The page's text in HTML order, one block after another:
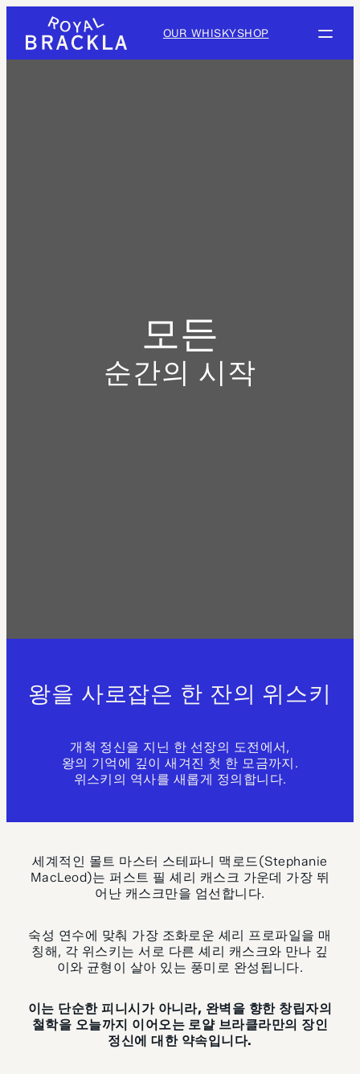
content
OUR WHISKYSHOP
모든
순간의 시작
왕을 사로잡은 한 잔의 위스키
개척 정신을 지닌 한 선장의 도전에서,
왕의 기억에 깊이 새겨진 첫 한 모금까지.
위스키의 역사를 새롭게 정의합니다.
세계적인 몰트 마스터 스테파니 맥로드(Stephanie
MacLeod)는 퍼스트 필 셰리 캐스크 가운데 가장 뛰
어난 캐스크만을 엄선합니다.
숙성 연수에 맞춰 가장 조화로운 셰리 프로파일을 매
칭해, 각 위스키는 서로 다른 셰리 캐스크와 만나 깊
이와 균형이 살아 있는 풍미로 완성됩니다.
이는 단순한 피니시가 아니라, 완벽을 향한 창립자의
철학을 오늘까지 이어오는 로얄 브라클라만의 장인
정신에 대한 약속입니다.